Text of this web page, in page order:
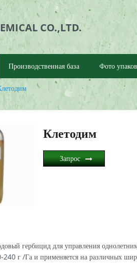
CO.,LTD.
Производственная база Фото
Клетодим
Запрос
гербицид для управления
240 г /Га и применяется на различных